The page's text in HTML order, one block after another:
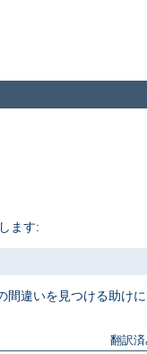
ます:
間違いを見つける助け
翻訳